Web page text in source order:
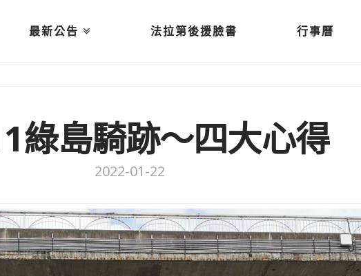
最新公告 法拉第後援臉書 行事曆
綠島騎跡～四大心得
2022-01-22